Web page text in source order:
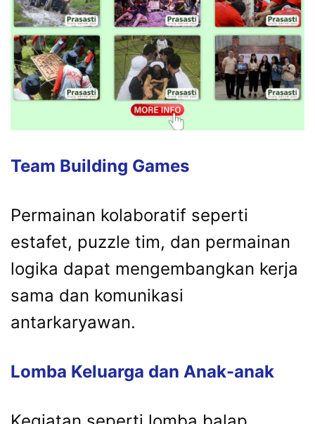
Team Building Games
Permainan kolaboratif seperti
estafet, puzzle tim, dan permainan
logika dapat mengembangkan kerja
sama dan komunikasi
antarkaryawan.
Lomba Keluarga dan Anak-anak